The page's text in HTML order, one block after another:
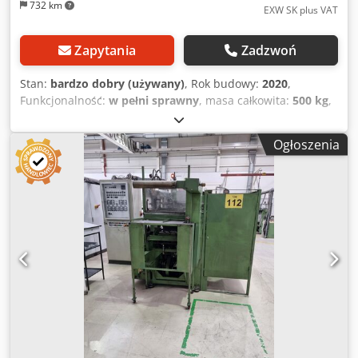
732 km
EXW SK plus VAT
Zapytania Zadzwoń
Stan: bardzo dobry (używany), Rok budowy: 2020,
Funkcjonalność: w pełni sprawny, masa całkowita: 500 kg,
Zobacz także stronę internetową: bdtronic.com/de-
de/heissnietanlagen/vollautomatisch-heissnieten/
Dostępne są także inne podobne maszyny. Obecnie
fizycznie znajduje się w zakładzie-córce. Chjdpfxsy Nzhbe
Apbsa
Ogłoszenia